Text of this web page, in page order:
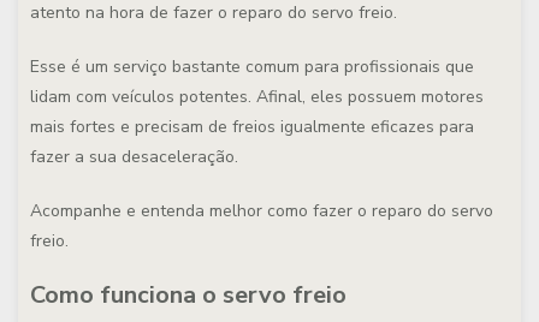
atento na hora de fazer o reparo do servo freio.
Esse é um serviço bastante comum para profissionais que
lidam com veículos potentes. Afinal, eles possuem motores
mais fortes e precisam de freios igualmente eficazes para
fazer a sua desaceleração.
Acompanhe e entenda melhor como fazer o reparo do servo
freio.
Como funciona o servo freio